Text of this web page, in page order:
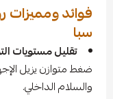
فوائد ومميزات
سبا
تقليل مستويات
ضغط متوازن يزيل
والسلام الداخلي.